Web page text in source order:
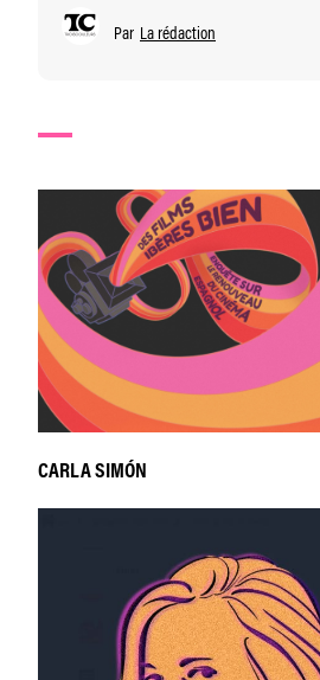
Par La rédaction
CARLA SIMÓN